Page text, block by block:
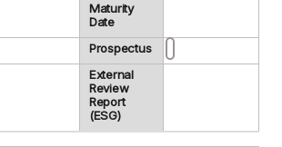
Maturity
Date
Prospectus
External
Review
Report
(ESG)